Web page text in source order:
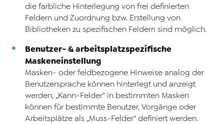
die farbliche Hinterlegung von frei definierten
Feldern und Zuordnung bzw. Erstellung von
Bibliotheken zu spezifischen Feldern sind möglich.
Benutzer- & arbeitsplatzspezifische
Maskeneinstellung
Masken- oder feldbezogene Hinweise analog der
Benutzersprache können hinterlegt und anzeigt
werden, „Kann-Felder“ in bestimmten Masken
können für bestimmte Benutzer, Vorgänge oder
Arbeitsplätze als „Muss-Felder“ definiert werden.